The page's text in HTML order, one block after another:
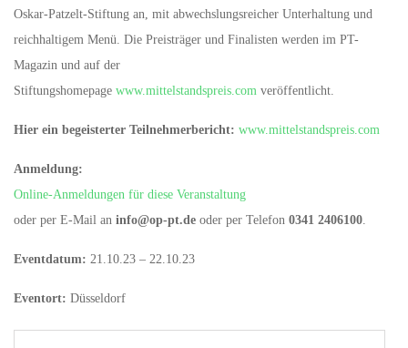
Oskar-Patzelt-Stiftung an, mit abwechslungsreicher Unterhaltung und
reichhaltigem Menü. Die Preisträger und Finalisten werden im PT-
Magazin und auf der
Stiftungshomepage www.mittelstandspreis.com veröffentlicht.
Hier ein begeisterter Teilnehmerbericht: www.mittelstandspreis.com
Anmeldung:
Online-Anmeldungen für diese Veranstaltung
oder per E-Mail an info@op-pt.de oder per Telefon 0341 2406100.
Eventdatum: 21.10.23 – 22.10.23
Eventort: Düsseldorf